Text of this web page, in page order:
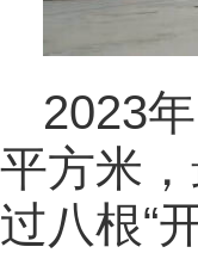
2023
平方米
过八根“